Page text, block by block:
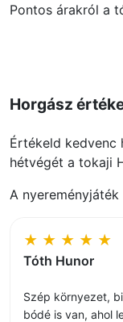
Pontos árakról a
Horgász
Értékeld kedvenc
hétvégét a tokaji
A
★ ★ ★ ★ ★
Tóth Hunor
Szép környezet,
bódé is van, ahol